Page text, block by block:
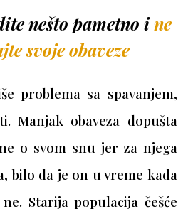
nešto pametno ine
svoje obaveze
problema sa spavanjem,
Manjak obaveza dopušta
o svom snu jer za njega
bilo da je on u vreme kada
Starija populacija češće